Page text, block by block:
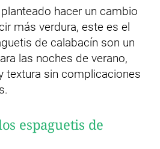
hacer un cambio
más verdura, este es el
de calabacín son un
las noches de verano,
textura sin complicaciones
espaguetis de